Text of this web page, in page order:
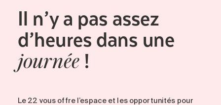
Il n’y a pas assez
d’heures dans une
journée!
Le 22 vous offre l’espace et les opportunités pour